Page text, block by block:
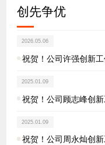
创先争优
2026.05.06
祝贺！公司许强创新
2025.01.09
祝贺！公司顾志峰创
2025.01.09
祝贺！公司周永灿创